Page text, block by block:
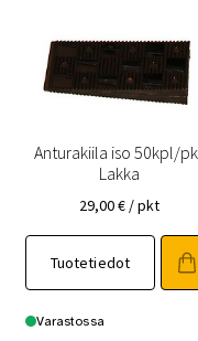
Anturakiila iso 50kpl/
Lakka
29,00€ / pkt
Tuotetiedot
Varastossa